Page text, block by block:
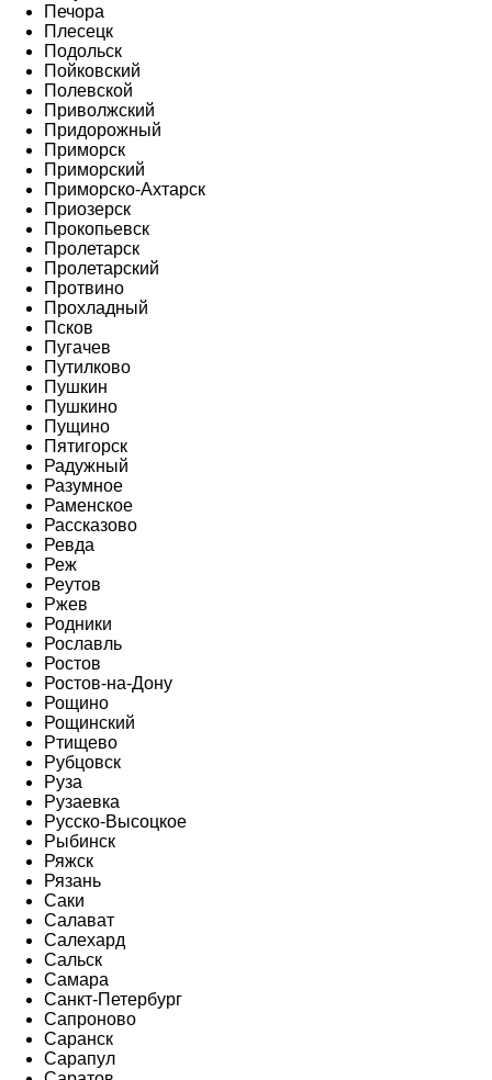
Печора
Плесецк
Подольск
Пойковский
Полевской
Приволжский
Придорожный
Приморск
Приморский
Приморско-Ахтарск
Приозерск
Прокопьевск
Пролетарск
Пролетарский
Протвино
Прохладный
Псков
Пугачев
Путилково
Пушкин
Пушкино
Пущино
Пятигорск
Радужный
Разумное
Раменское
Рассказово
Ревда
Реж
Реутов
Ржев
Родники
Рославль
Ростов
Ростов-на-Дону
Рощино
Рощинский
Ртищево
Рубцовск
Руза
Рузаевка
Русско-Высоцкое
Рыбинск
Ряжск
Рязань
Саки
Салават
Салехард
Сальск
Самара
Санкт-Петербург
Сапроново
Саранск
Сарапул